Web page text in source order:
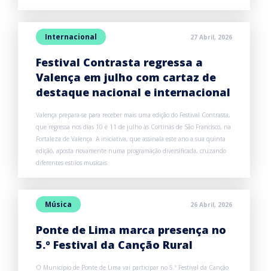
Internacional 27 Abril, 2026
Festival Contrasta regressa a
Valença em julho com cartaz de
destaque nacional e internacional
Valença prepara-se para receber mais uma edição do Festival Contrasta,
que regressa nos dias 10 e 11 de julho às Cortinas de São Francisco, na
Fortaleza de Valença. A iniciativa, que assinala este ano a sua quinta
edição, aposta novamente numa programação diversificada, cruzando
diferentes estilos musicais.
Música 26 Abril, 2026
Ponte de Lima marca presença no
5.º Festival da Canção Rural
O Município de Ponte de Lima vai participar no 5.º Festival da Canção